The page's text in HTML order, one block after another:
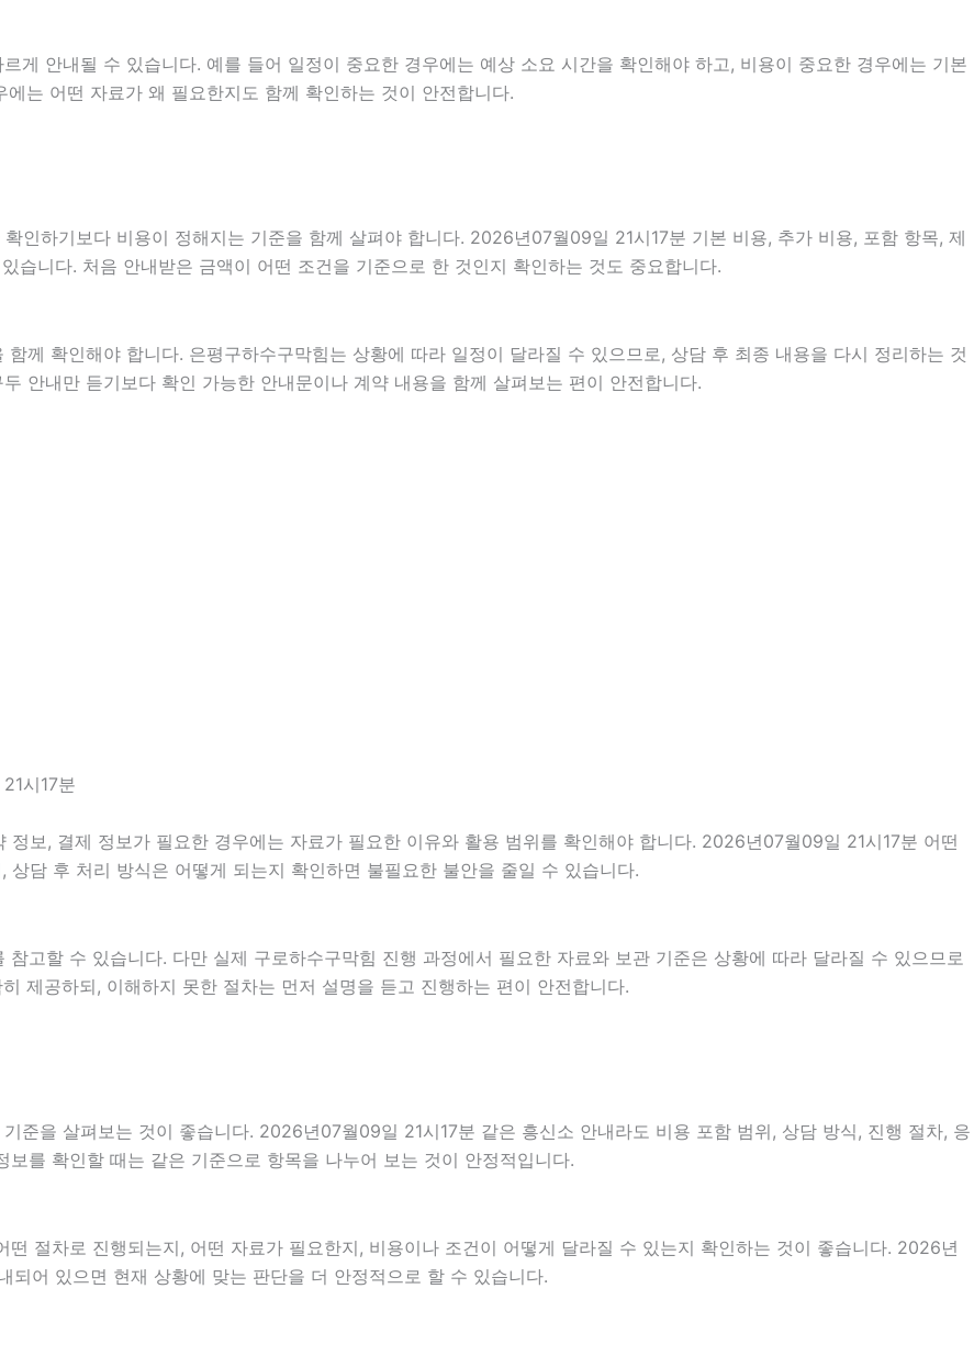
게 안내될 수 있습니다. 예를 들어 일정이 중요한 경우에는 예상 소요 시간을 확인해야 하고, 비용이 중요한 경우에는 기본
는 어떤 자료가 왜 필요한지도 함께 확인하는 것이 안전합니다.
인하기보다 비용이 정해지는 기준을 함께 살펴야 합니다. 2026년07월09일 21시17분 기본 비용, 추가 비용, 포함 항목, 제
습니다. 처음 안내받은 금액이 어떤 조건을 기준으로 한 것인지 확인하는 것도 중요합니다.
께 확인해야 합니다. 은평구하수구막힘는 상황에 따라 일정이 달라질 수 있으므로, 상담 후 최종 내용을 다시 정리하는 것
안내만 듣기보다 확인 가능한 안내문이나 계약 내용을 함께 살펴보는 편이 안전합니다.
시17분
보, 결제 정보가 필요한 경우에는 자료가 필요한 이유와 활용 범위를 확인해야 합니다. 2026년07월09일 21시17분 어떤
담 후 처리 방식은 어떻게 되는지 확인하면 불필요한 불안을 줄일 수 있습니다.
참고할 수 있습니다. 다만 실제 구로하수구막힘 진행 과정에서 필요한 자료와 보관 기준은 상황에 따라 달라질 수 있으므로
제공하되, 이해하지 못한 절차는 먼저 설명을 듣고 진행하는 편이 안전합니다.
준을 살펴보는 것이 좋습니다. 2026년07월09일 21시17분 같은 흥신소 안내라도 비용 포함 범위, 상담 방식, 진행 절차, 응
를 확인할 때는 같은 기준으로 항목을 나누어 보는 것이 안정적입니다.
절차로 진행되는지, 어떤 자료가 필요한지, 비용이나 조건이 어떻게 달라질 수 있는지 확인하는 것이 좋습니다. 2026년
어 있으면 현재 상황에 맞는 판단을 더 안정적으로 할 수 있습니다.